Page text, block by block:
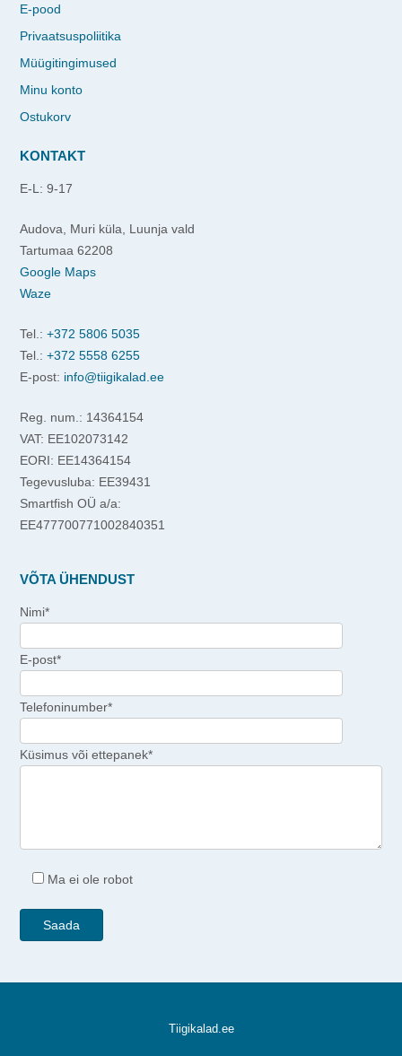
E-pood
Privaatsuspoliitika
Müügitingimused
Minu konto
Ostukorv
KONTAKT
E-L: 9-17
Audova, Muri küla, Luunja vald
Tartumaa 62208
Google Maps
Waze
Tel.: +372 5806 5035
Tel.: +372 5558 6255
E-post: info@tiigikalad.ee
Reg. num.: 14364154
VAT: EE102073142
EORI: EE14364154
Tegevusluba: EE39431
Smartfish OÜ a/a:
EE477700771002840351
VÕTA ÜHENDUST
Nimi*
E-post*
Telefoninumber*
Küsimus või ettepanek*
Ma ei ole robot
Tiigikalad.ee